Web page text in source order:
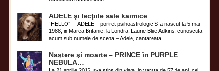
ADELE şi lecţiile sale karmice
“HELLO” – ADELE – portret psihoastrologic S-a nascut la 5 mai
1988, in Marea Britanie, la Londra, Laurie Blue Adkins, cunoscuta
acum sub numele de scena – Adele, cantareata...
Naştere şi moarte – PRINCE în PURPLE
NEBULA…